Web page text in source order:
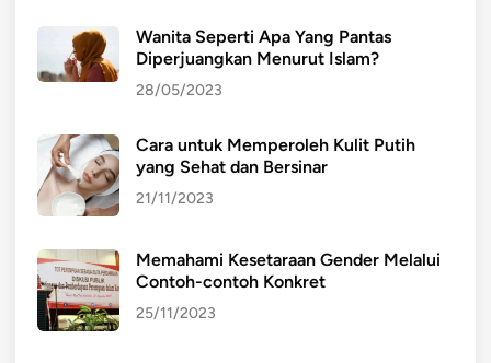
Wanita Seperti Apa Yang Pantas
Diperjuangkan Menurut Islam?
28/05/2023
Cara untuk Memperoleh Kulit Putih
yang Sehat dan Bersinar
21/11/2023
Memahami Kesetaraan Gender Melalui
Contoh-contoh Konkret
25/11/2023